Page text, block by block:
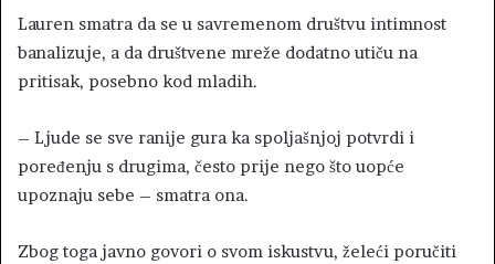
Lauren smatra da se u savremenom društvu intimnost
banalizuje, a da društvene mreže dodatno utiču na
pritisak, posebno kod mladih.
– Ljude se sve ranije gura ka spoljašnjoj potvrdi i
poređenju s drugima, često prije nego što uopće
upoznaju sebe – smatra ona.
Zbog toga javno govori o svom iskustvu, želeći poručiti